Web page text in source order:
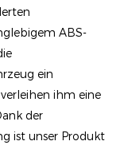
ABS-
ein
ihm eine
der
ist unser Produkt